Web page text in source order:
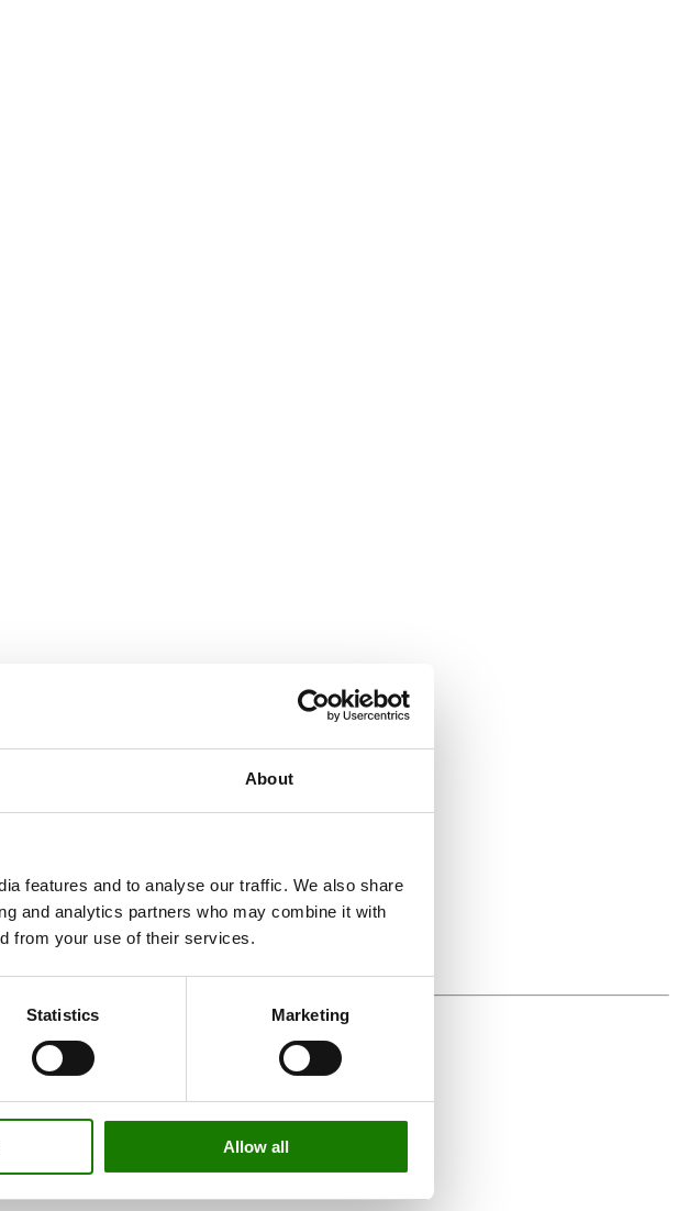
About
features and to analyse our traffic. We also share
and analytics partners who may combine it with
from your use of their services.
Statistics Marketing
Allow all